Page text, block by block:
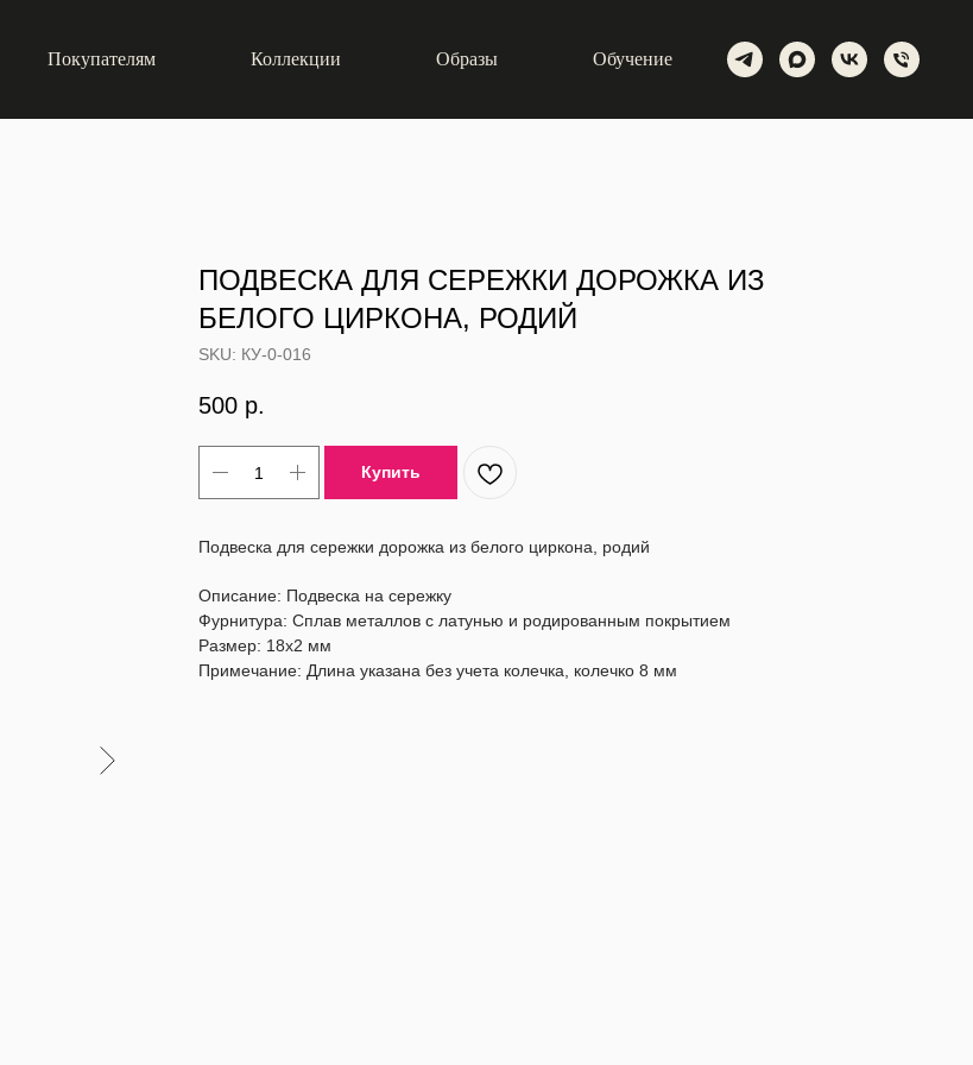
Покупателям Коллекции Образы Обучение
ПОДВЕСКА ДЛЯ СЕРЕЖКИ ДОРОЖКА ИЗ
БЕЛОГО ЦИРКОНА, РОДИЙ
SKU: КУ-0-016
500 р.
Купить
Подвеска для сережки дорожка из белого циркона, родий
Описание: Подвеска на сережку
Фурнитура: Сплав металлов с латунью и родированным покрытием
Размер: 18х2 мм
Примечание: Длина указана без учета колечка, колечко 8 мм